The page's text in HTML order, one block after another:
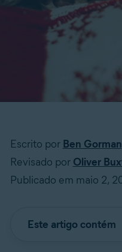
Escrito por Ben Gorman
Revisado por Oliver
Publicado em maio 2,
Este artigo contém